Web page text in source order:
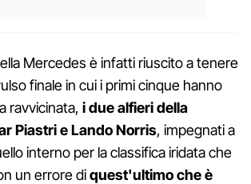
Mercedes è infatti riuscito a tenere
finale in cui i primi cinque hanno
ravvicinata, i due alfieri della
Piastri e Lando Norris, impegnati a
interno per la classifica iridata che
un errore diquest'ultimo che è